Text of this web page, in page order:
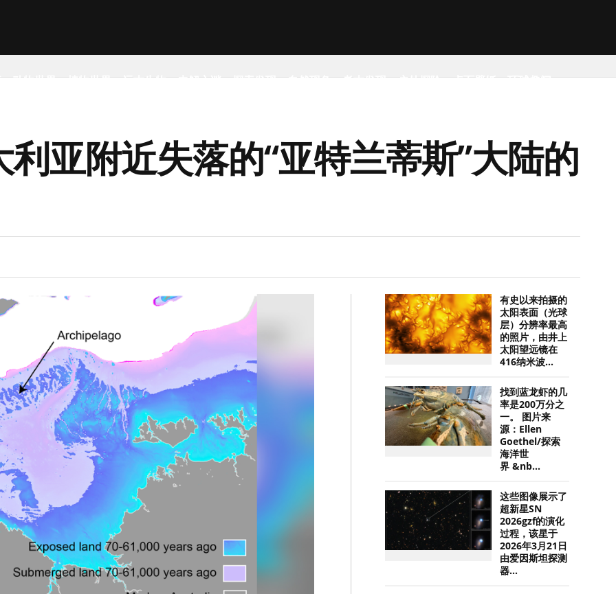
动物世界 植物世界 远古生物 未解之谜 探索发现 自然现象 考古发现 户外探险 桌面壁纸 环球趣闻
亚附近失落的“亚特兰蒂斯”大陆的
有史以来拍摄的
太阳表面（光球
层）分辨率最高
的照片，由井上
太阳望远镜在
416纳米波...
找到蓝龙虾的几
率是200万分之
一。 图片来
源：Ellen
Goethel/探索
海洋世
界 &nb...
这些图像展示了
超新星SN
2026gzf的演化
过程，该星于
2026年3月21日
由爱因斯坦探测
器...